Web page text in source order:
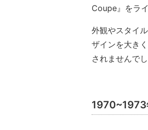
Coupe』をラ
外観やスタイ
ザインを大き
されませんでし
1970~1973